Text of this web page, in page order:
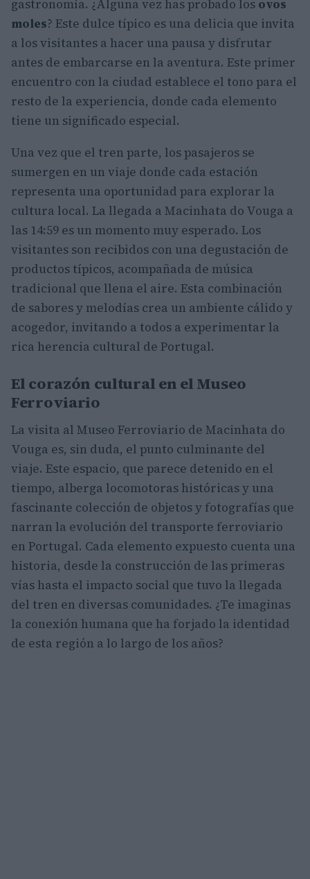
gastronomía. ¿Alguna vez has probado los ovos
moles? Este dulce típico es una delicia que invita
a los visitantes a hacer una pausa y disfrutar
antes de embarcarse en la aventura. Este primer
encuentro con la ciudad establece el tono para el
resto de la experiencia, donde cada elemento
tiene un significado especial.
Una vez que el tren parte, los pasajeros se
sumergen en un viaje donde cada estación
representa una oportunidad para explorar la
cultura local. La llegada a Macinhata do Vouga a
las 14:59 es un momento muy esperado. Los
visitantes son recibidos con una degustación de
productos típicos, acompañada de música
tradicional que llena el aire. Esta combinación
de sabores y melodías crea un ambiente cálido y
acogedor, invitando a todos a experimentar la
rica herencia cultural de Portugal.
El corazón cultural en el Museo
Ferroviario
La visita al Museo Ferroviario de Macinhata do
Vouga es, sin duda, el punto culminante del
viaje. Este espacio, que parece detenido en el
tiempo, alberga locomotoras históricas y una
fascinante colección de objetos y fotografías que
narran la evolución del transporte ferroviario
en Portugal. Cada elemento expuesto cuenta una
historia, desde la construcción de las primeras
vías hasta el impacto social que tuvo la llegada
del tren en diversas comunidades. ¿Te imaginas
la conexión humana que ha forjado la identidad
de esta región a lo largo de los años?